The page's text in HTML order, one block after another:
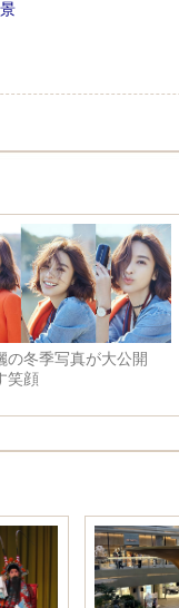
公開
女優許晴の